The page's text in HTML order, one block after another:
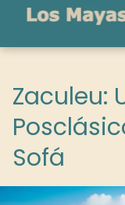
Zaculeu:
Sofá